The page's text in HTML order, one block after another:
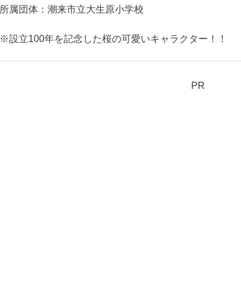
所属団体：潮来市立大生原小学校
※設立100年を記念した桜の可愛いキャラクター！！
PR